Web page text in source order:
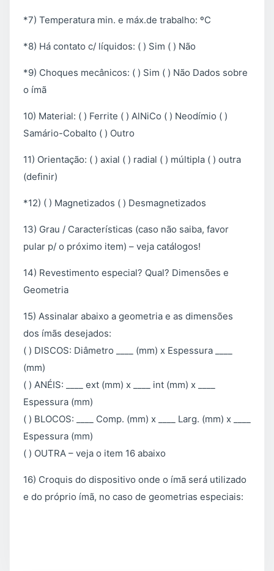
*7) Temperatura min. e máx.de trabalho: ºC
*8) Há contato c/ líquidos: ( ) Sim ( ) Não
*9) Choques mecânicos: ( ) Sim ( ) Não Dados sobre
o ímã
10) Material: ( ) Ferrite ( ) AlNiCo ( ) Neodímio ( )
Samário-Cobalto ( ) Outro
11) Orientação: ( ) axial ( ) radial ( ) múltipla ( ) outra
(definir)
*12) ( ) Magnetizados ( ) Desmagnetizados
13) Grau / Características (caso não saiba, favor
pular p/ o próximo item) – veja catálogos!
14) Revestimento especial? Qual? Dimensões e
Geometria
15) Assinalar abaixo a geometria e as dimensões
dos ímãs desejados:
( ) DISCOS: Diâmetro ____ (mm) x Espessura ____
(mm)
( ) ANÉIS: ____ ext (mm) x ____ int (mm) x ____
Espessura (mm)
( ) BLOCOS: ____ Comp. (mm) x ____ Larg. (mm) x ____
Espessura (mm)
( ) OUTRA – veja o item 16 abaixo
16) Croquis do dispositivo onde o ímã será utilizado
e do próprio ímã, no caso de geometrias especiais: